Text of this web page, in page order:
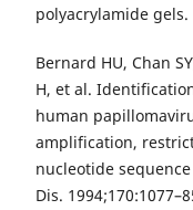
polyacrylamide gels.
Bernard HU, Chan
H, et al.
human
amplification,
nucleotide
Dis.